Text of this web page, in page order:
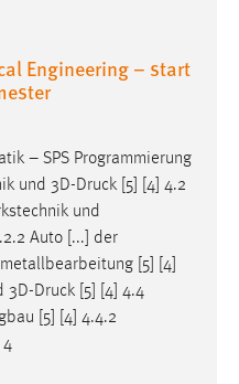
Engineering – start
– SPS Programmierung
und 3D-Druck [5] [4] 4.2
und
Auto [...] der
[5] [4]
3D-Druck [5] [4] 4.4
[5] [4] 4.4.2
4